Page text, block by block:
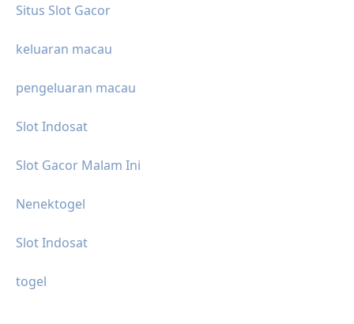
Situs Slot Gacor
keluaran macau
pengeluaran macau
Slot Indosat
Slot Gacor Malam Ini
Nenektogel
Slot Indosat
togel